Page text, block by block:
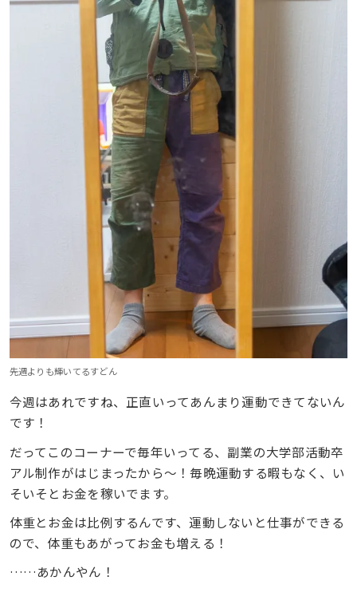
先週よりも輝いてるすどん
今週はあれですね、正直いってあんまり運動できてないん
です！
だってこのコーナーで毎年いってる、副業の大学部活動卒
アル制作がはじまったから〜！毎晩運動する暇もなく、い
そいそとお金を稼いでます。
体重とお金は比例するんです、運動しないと仕事ができる
ので、体重もあがってお金も増える！
……あかんやん！